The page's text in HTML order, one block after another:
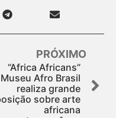
PRÓXIMO
“Africa Africans”
Museu Afro Brasil
realiza grande
sobre arte
africana